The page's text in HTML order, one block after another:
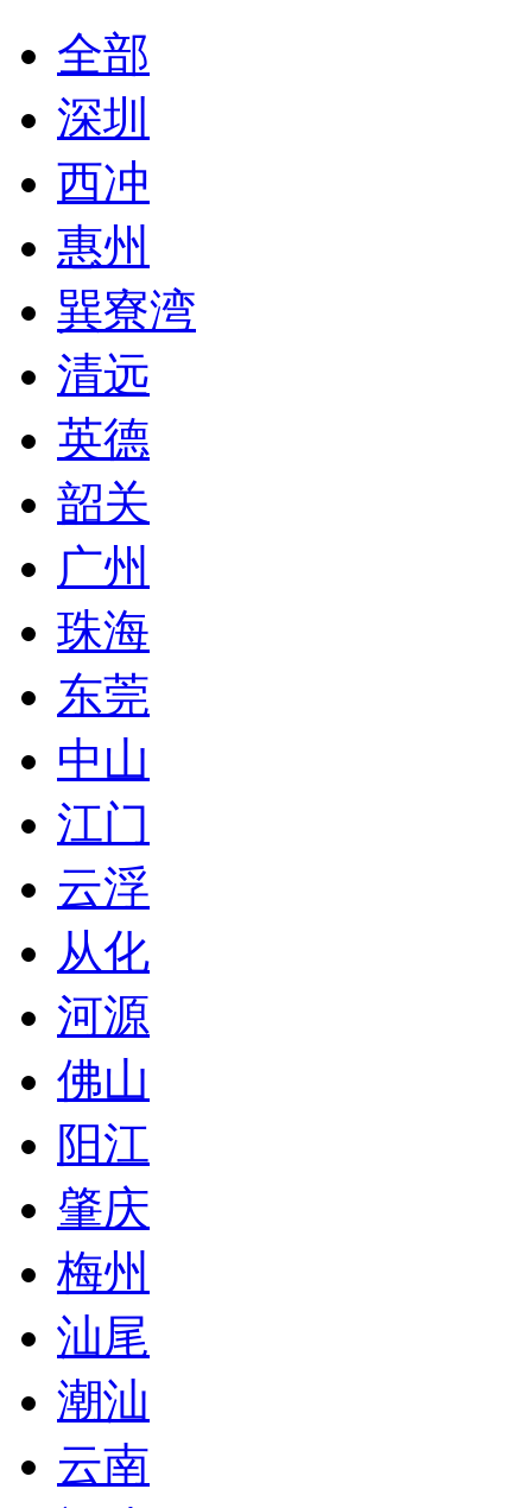
全部
深圳
西冲
惠州
巽寮湾
清远
英德
韶关
广州
珠海
东莞
中山
江门
云浮
从化
河源
佛山
阳江
肇庆
梅州
汕尾
潮汕
云南